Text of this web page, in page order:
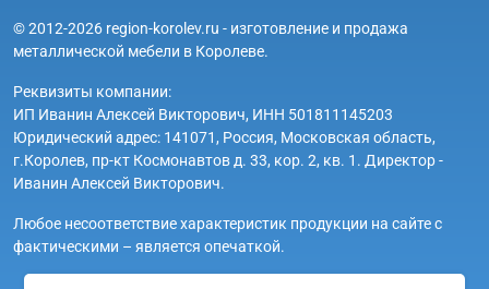
© 2012-2026 region-korolev.ru - изготовление и продажа
металлической мебели в Королеве.
Реквизиты компании:
ИП Иванин Алексей Викторович, ИНН 501811145203
Юридический адрес: 141071, Россия, Московская область,
г.Королев, пр-кт Космонавтов д. 33, кор. 2, кв. 1. Директор -
Иванин Алексей Викторович.
Любое несоответствие характеристик продукции на сайте с
фактическими – является опечаткой.